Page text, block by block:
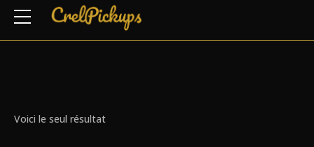
Voici le seul résultat